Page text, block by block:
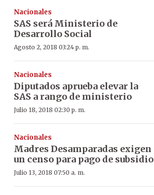
Nacionales
SAS será Ministerio de
Desarrollo Social
Agosto 2, 2018 03:24 p. m.
Nacionales
Diputados aprueba elevar la
SAS a rango de ministerio
Julio 18, 2018 02:30 p. m.
Nacionales
Madres Desamparadas exigen
un censo para pago de subsidio
Julio 13, 2018 07:50 a. m.